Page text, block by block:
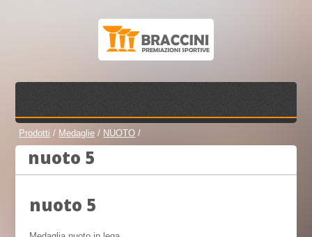
Prodotti / Medaglie / NUOTO /
nuoto 5
nuoto 5